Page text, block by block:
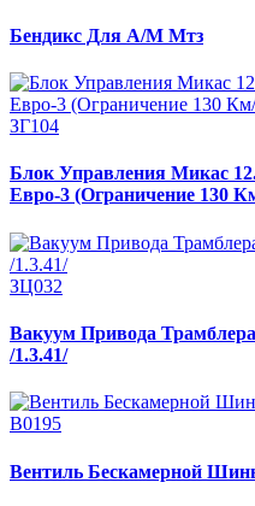
Бендикс Для А/М Мтз
ЗГ104
Блок Управления Микас
Евро-3 (Ограничение 130
ЗЦ032
Вакуум Привода
/1.3.41/
В0195
Вентиль Бескамерной